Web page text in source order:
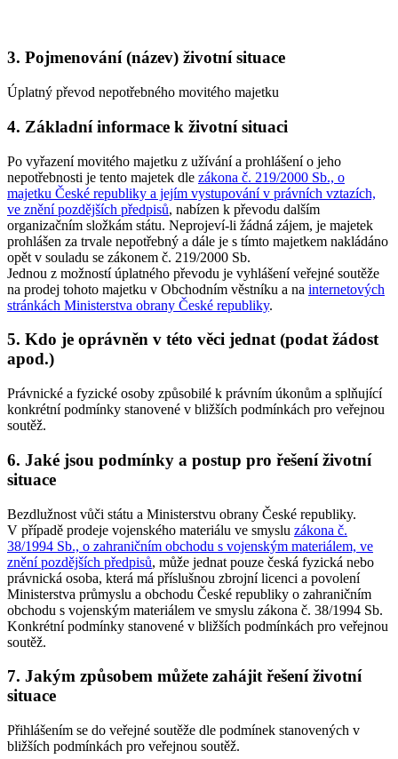
3. Pojmenování (název) životní situace
Úplatný převod nepotřebného movitého majetku
4. Základní informace k životní situaci
Po vyřazení movitého majetku z užívání a prohlášení o jeho
nepotřebnosti je tento majetek dle zákona č. 219/2000 Sb., o
majetku České republiky a jejím vystupování v právních vztazích,
ve znění pozdějších předpisů, nabízen k převodu dalším
organizačním složkám státu. Neprojeví-li žádná zájem, je majetek
prohlášen za trvale nepotřebný a dále je s tímto majetkem nakládáno
opět v souladu se zákonem č. 219/2000 Sb.
Jednou z možností úplatného převodu je vyhlášení veřejné soutěže
na prodej tohoto majetku v Obchodním věstníku a na internetových
stránkách Ministerstva obrany České republiky.
5. Kdo je oprávněn v této věci jednat (podat žádost
apod.)
Právnické a fyzické osoby způsobilé k právním úkonům a splňující
konkrétní podmínky stanovené v bližších podmínkách pro veřejnou
soutěž.
6. Jaké jsou podmínky a postup pro řešení životní
situace
Bezdlužnost vůči státu a Ministerstvu obrany České republiky.
V případě prodeje vojenského materiálu ve smyslu zákona č.
38/1994 Sb., o zahraničním obchodu s vojenským materiálem, ve
znění pozdějších předpisů, může jednat pouze česká fyzická nebo
právnická osoba, která má příslušnou zbrojní licenci a povolení
Ministerstva průmyslu a obchodu České republiky o zahraničním
obchodu s vojenským materiálem ve smyslu zákona č. 38/1994 Sb.
Konkrétní podmínky stanovené v bližších podmínkách pro veřejnou
soutěž.
7. Jakým způsobem můžete zahájit řešení životní
situace
Přihlášením se do veřejné soutěže dle podmínek stanovených v
bližších podmínkách pro veřejnou soutěž.